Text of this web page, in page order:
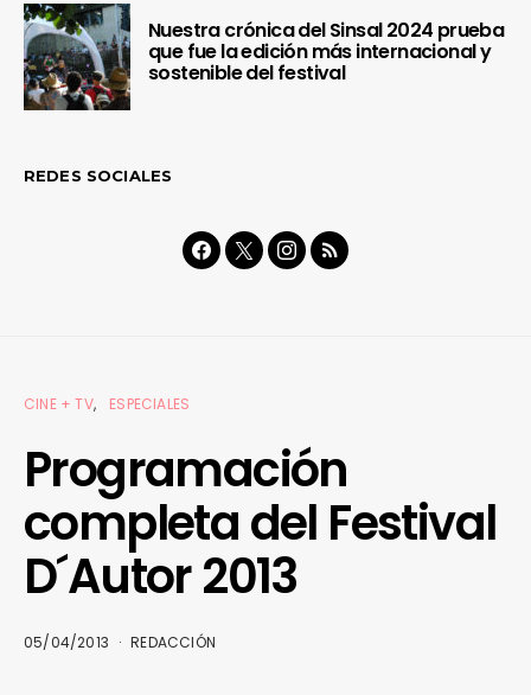
Nuestra crónica del Sinsal 2024 prueba
que fue la edición más internacional y
sostenible del festival
REDES SOCIALES
CINE + TV ESPECIALES
Programación
completa del Festival
D´Autor 2013
05/04/2013 REDACCIÓN